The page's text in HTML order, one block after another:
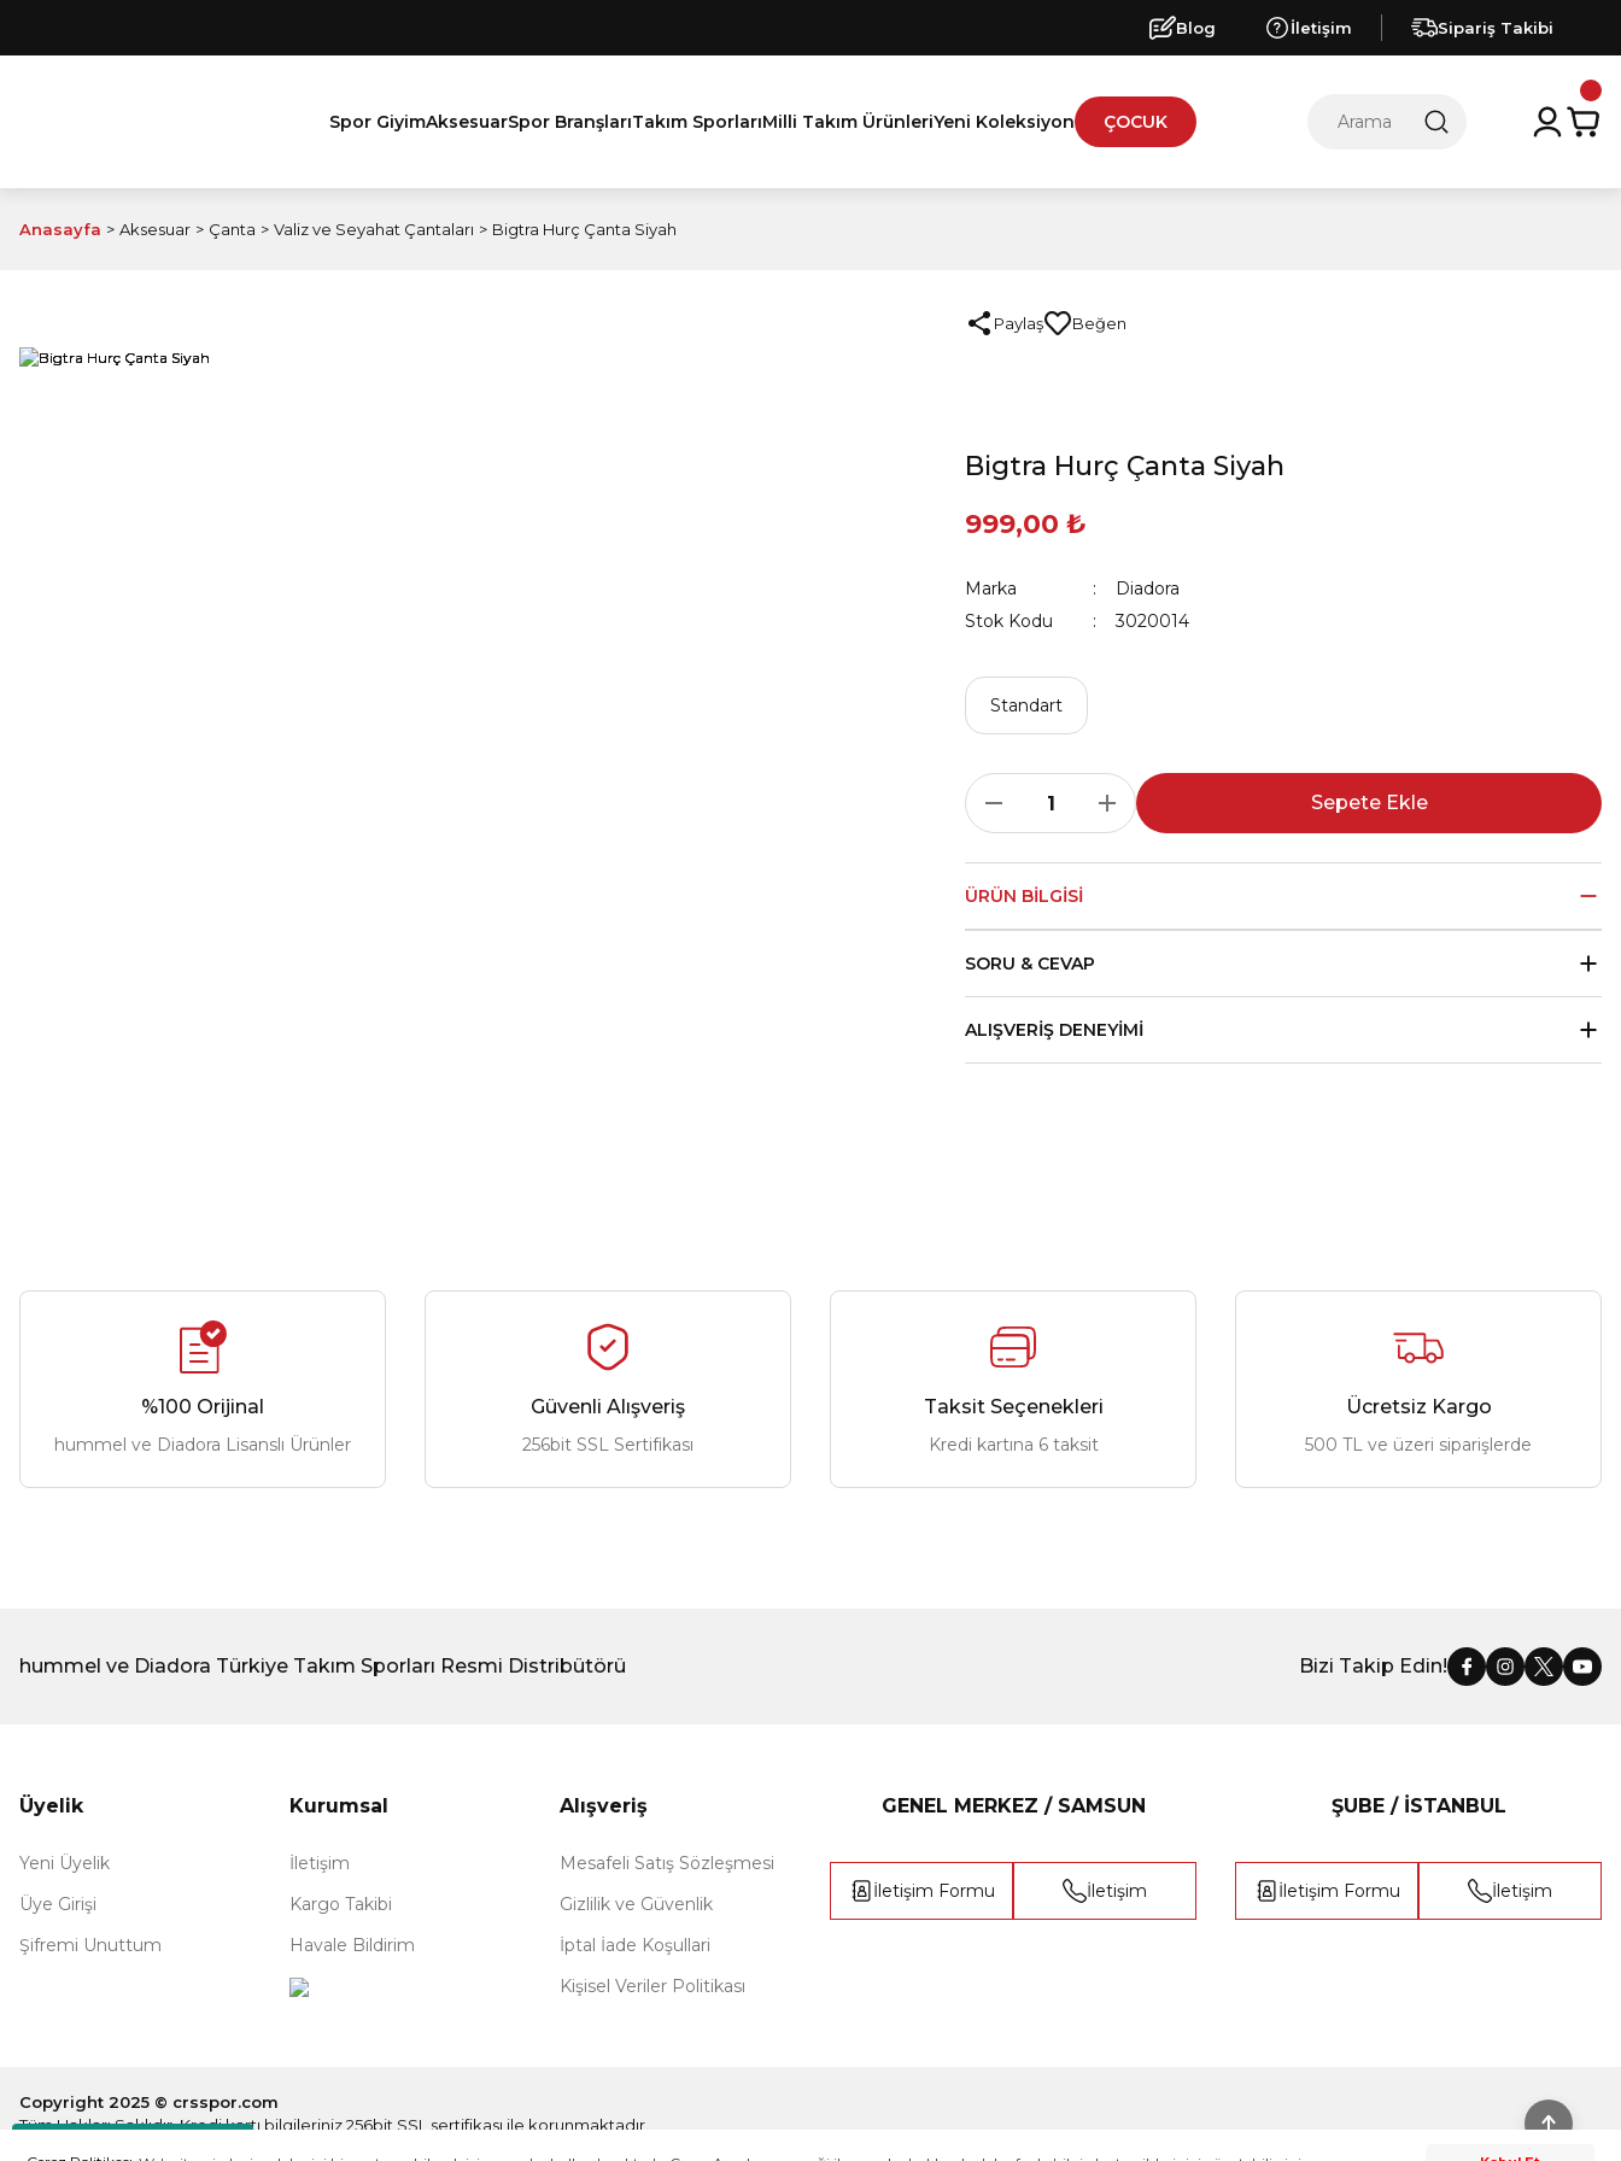
Destek Hattı
Blog İletişim Sipariş Takibi
Spor GiyimAksesuarSpor BranşlarıTakım SporlarıMilli Takım ÜrünleriYeni Koleksiyon ÇOCUK
Anasayfa Aksesuar Çanta Valiz ve Seyahat Çantaları Bigtra Hurç Çanta Siyah
Paylaş
Bigtra Hurç Çanta Siyah
999,00 ₺
Marka
Diadora
Stok Kodu
3020014
Standart
Sepete Ekle
ÜRÜN BILGISI
SORU & CEVAP
ALIŞVERIŞ DENEYIMI
%100 Orijinal
hummel ve Diadora Lisanslı Ürünler
Güvenli Alışveriş
256bit SSL Sertifikası
Taksit Seçenekleri
Kredi kartına 6 taksit
Ücretsiz Kargo
500 TL ve üzeri siparişlerde
hummel ve Diadora Türkiye Takım Sporları Resmi Distribütörü Bizi Takip Edin!
Üyelik
Yeni Üyelik
Üye Girişi
Şifremi Unuttum
Kurumsal
İletişim
Kargo Takibi
Havale Bildirim
Alışveriş
Mesafeli Satış Sözleşmesi
Gizlilik ve Güvenlik
İptal İade Koşullari
Kişisel Veriler Politikası
GENEL MERKEZ / SAMSUN
İletişim Formu İletişim
ŞUBE / İSTANBUL
İletişim Formu İletişim
Copyright 2025 © crsspor.com
Tüm Hakları Saklıdır. Kredi kartı bilgileriniz 256bit SSL sertifikası ile korunmaktadır.